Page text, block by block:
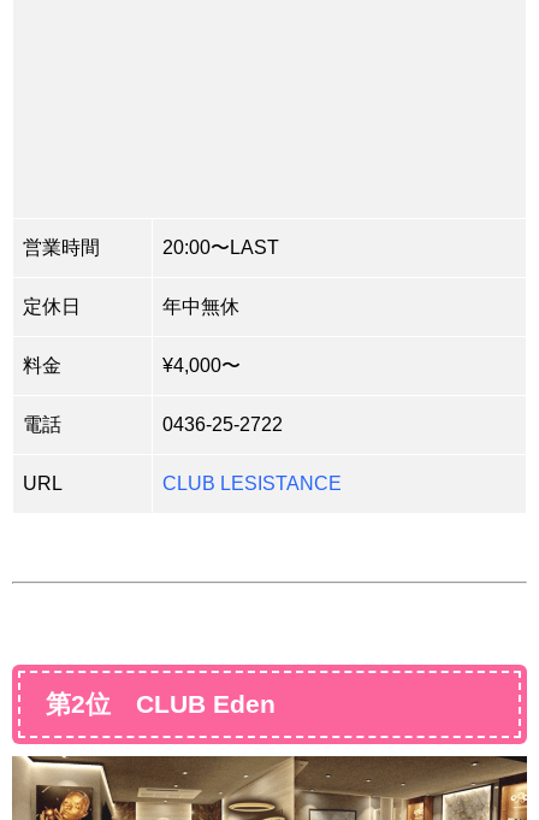
営業時間 20:00〜LAST
定休日 年中無休
料金 ¥4,000〜
電話 0436-25-2722
URL CLUB LESISTANCE
第2位 CLUB Eden